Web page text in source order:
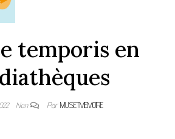
temporis en
Non ParMUSETMEMOIRE